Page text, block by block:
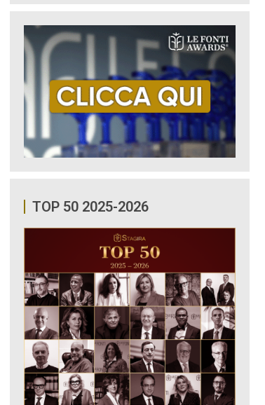
TOP 50 2025-2026